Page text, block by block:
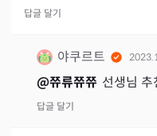
답글 달기
야쿠르트
@쮸류쮸쮸 선생님
답글 달기